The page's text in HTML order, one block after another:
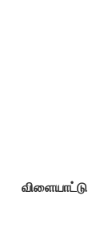
விளையாட்டு